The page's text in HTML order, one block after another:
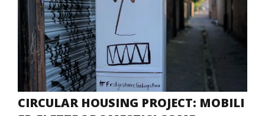
CIRCULAR HOUSING PROJECT: MOBILI